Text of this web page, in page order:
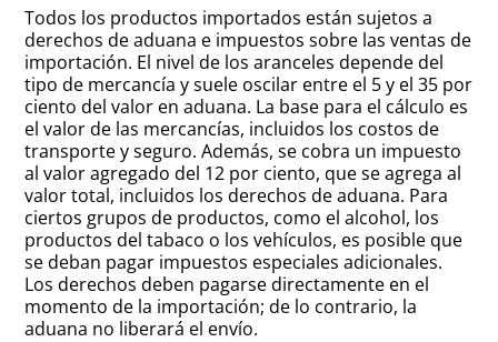
Todos los productos importados están sujetos a
derechos de aduana e impuestos sobre las ventas de
importación. El nivel de los aranceles depende del
tipo de mercancía y suele oscilar entre el 5 y el 35 por
ciento del valor en aduana. La base para el cálculo es
el valor de las mercancías, incluidos los costos de
transporte y seguro. Además, se cobra un impuesto
al valor agregado del 12 por ciento, que se agrega al
valor total, incluidos los derechos de aduana. Para
ciertos grupos de productos, como el alcohol, los
productos del tabaco o los vehículos, es posible que
se deban pagar impuestos especiales adicionales.
Los derechos deben pagarse directamente en el
momento de la importación; de lo contrario, la
aduana no liberará el envío.